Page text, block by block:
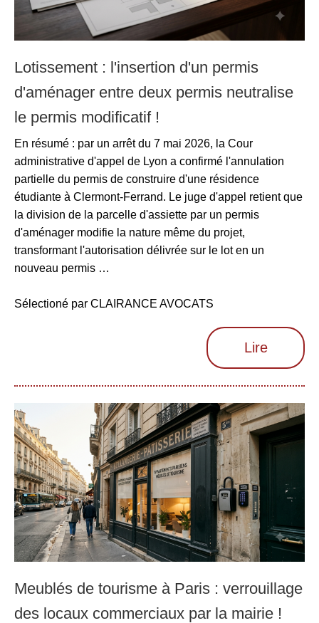
Lotissement : l'insertion d'un permis
d'aménager entre deux permis neutralise
le permis modificatif !
En résumé : par un arrêt du 7 mai 2026, la Cour
administrative d'appel de Lyon a confirmé l'annulation
partielle du permis de construire d'une résidence
étudiante à Clermont-Ferrand. Le juge d'appel retient que
la division de la parcelle d'assiette par un permis
d'aménager modifie la nature même du projet,
transformant l'autorisation délivrée sur le lot en un
nouveau permis …
Sélectioné par CLAIRANCE AVOCATS
Lire
Meublés de tourisme à Paris : verrouillage
des locaux commerciaux par la mairie !